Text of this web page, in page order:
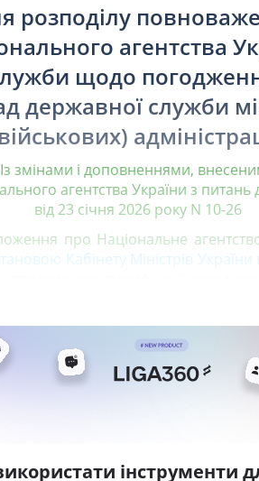
розподілу
агентства
щодо
державної служби
Із змінами і доповненнями,
агентства України з
від 23 січня 2026 року N 10-26
про Національне
Кабінету Міністрів
інструменти